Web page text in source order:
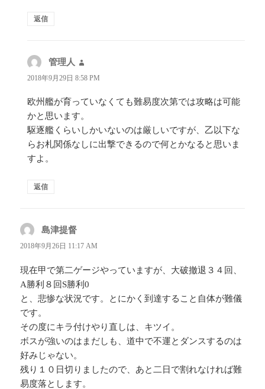
返信
管理人
り:
2018年9月29日 8:58 PM
欧州艦が育っていなくても難易度次第では攻略は可能
かと思います。
駆逐艦くらいしかいないのは厳しいですが、乙以下な
らお札関係なしに出撃できるので何とかなると思いま
すよ。
返信
島津提督
り:
2018年9月26日 11:17 AM
現在甲で第二ゲージやっていますが、大破撤退３４回、
A勝利８回S勝利0
と、悲惨な状況です。とにかく到達すること自体が難儀
です。
その度にキラ付けやり直しは、キツイ。
ボスが強いのはまだしも、道中で不運とダンスするのは
好みじゃない。
残り１０日切りましたので、あと二日で割れなければ難
易度落とします。